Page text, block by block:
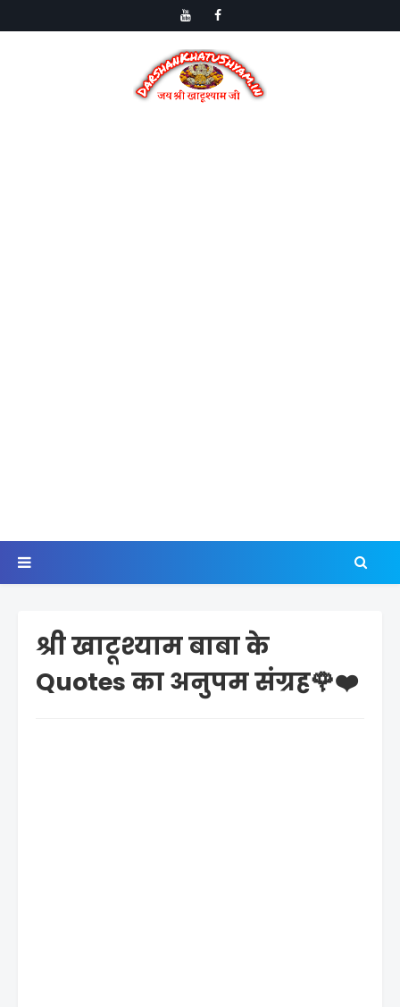
श्री खाटूश्याम बाबा के
Quotes का अनुपम संग्रह🌹❤️